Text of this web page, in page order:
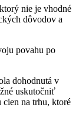
nie je vhodné
dôvodov a
povahu po
dohodnutá v
uskutočniť
cien na trhu, ktoré